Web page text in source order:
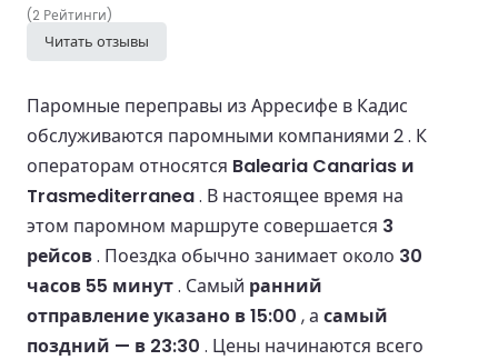
(2 Рейтинги)
Читать отзывы
Паромные переправы из Арресифе в Кадис
обслуживаются паромными компаниями 2 . К
операторам относятся Balearia Canarias и
Trasmediterranea. В настоящее время на
этом паромном маршруте совершается 3
рейсов. Поездка обычно занимает около 30
часов 55 минут. Самый ранний
отправление указано в 15:00 , а самый
поздний — в 23:30 . Цены начинаются всего